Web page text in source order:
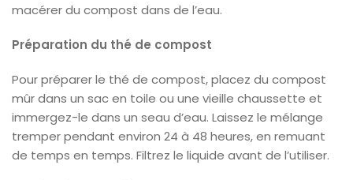
macérer du compost dans de l’eau.
Préparation du thé de compost
Pour préparer le thé de compost, placez du compost
mûr dans un sac en toile ou une vieille chaussette et
immergez-le dans un seau d’eau. Laissez le mélange
tremper pendant environ 24 à 48 heures, en remuant
de temps en temps. Filtrez le liquide avant de l’utiliser.